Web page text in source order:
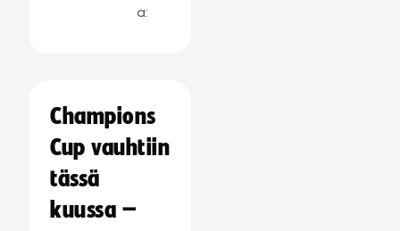
a:
Champions
Cup vauhtiin
tässä
kuussa –